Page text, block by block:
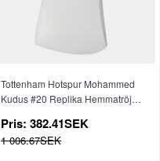
Tottenham Hotspur Mohammed
Kudus #20 Replika Hemmatröja
Pris: 382.41SEK
1 006.67SEK